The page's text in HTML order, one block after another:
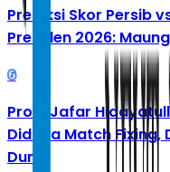
Prediksi Skor Persib
Presiden 2026:
6
Profil Jafar
Diduga Match Fixing,
Dunia